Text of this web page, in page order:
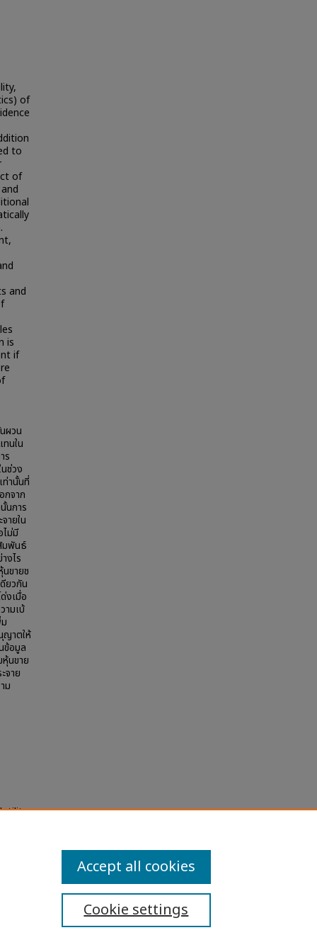
of
to
of
and
is
if
ผวน
นใน
ร
ช่วง
านั้นที่
กจาก
นการ
ายใน
ไม่มี
มพันธ์
งไร
ขายช
ยวกัน
งเมื่อ
ามเบ้
ญาตให้
ข้อมูล
นขาย
จาย
ม
Statement
Cookie settings
Accept all cookies